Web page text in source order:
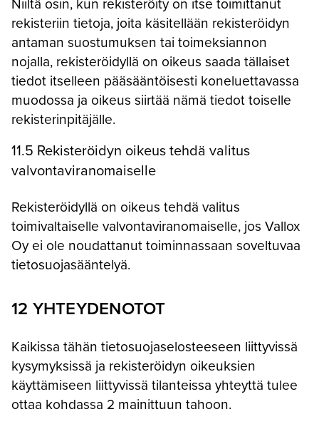
rekisteriin tietoja, joita käsitellään rekisteröidyn
antaman suostumuksen tai toimeksiannon
nojalla, rekisteröidyllä on oikeus saada tällaiset
tiedot itselleen pääsääntöisesti koneluettavassa
muodossa ja oikeus siirtää nämä tiedot toiselle
rekisterinpitäjälle.
11.5 Rekisteröidyn oikeus tehdä valitus
valvontaviranomaiselle
Rekisteröidyllä on oikeus tehdä valitus
toimivaltaiselle valvontaviranomaiselle, jos Vallox
Oy ei ole noudattanut toiminnassaan soveltuvaa
tietosuojasääntelyä.
12 YHTEYDENOTOT
Kaikissa tähän tietosuojaselosteeseen liittyvissä
kysymyksissä ja rekisteröidyn oikeuksien
käyttämiseen liittyvissä tilanteissa yhteyttä tulee
ottaa kohdassa 2 mainittuun tahoon.